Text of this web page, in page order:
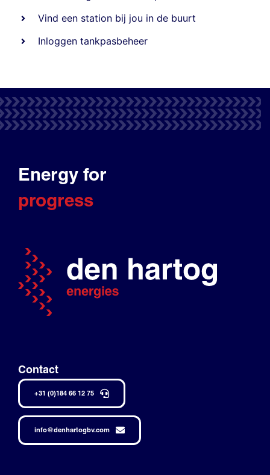
Vind een station bij jou in de buurt
Inloggen tankpasbeheer
Energy for
progress
Contact
+31 (0)184 66 12 75
info@denhartogbv.com